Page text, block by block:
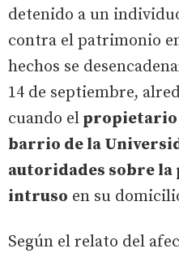
detenido a un
contra el patrimonio
hechos se
14 de septiembre,
cuando el propietario
barrio de la
autoridades sobre la
intruso en su
Según el relato del